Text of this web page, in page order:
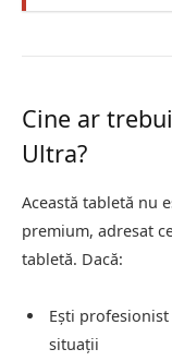
Cine ar
Ultra?
Această tabletă nu
premium, adresat
tabletă. Dacă:
Ești
situații